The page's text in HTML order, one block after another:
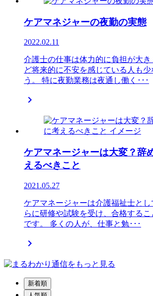
ケアマネジャーの夜勤の実態
2022.02.11
介護士の仕事は体力的に負担が大
ど将来的に不安を感じている人も少
う。 特に夜勤業務は夜通し働く･･･

ケアマネージャーは大変？辞
えるべきこと
2021.05.27
ケアマネージャーは介護福祉士とし
らに研修や試験を受け、合格する
です。 多くの人が、仕事と勉･･･

新着順